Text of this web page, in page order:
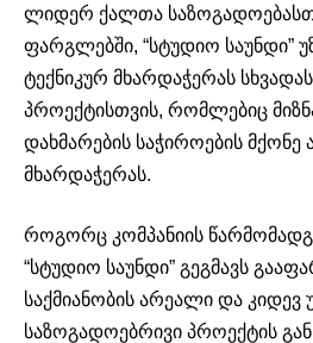
ლიდერ ქალთა
ფარგლებში, “სტუდიო საუნდი”
ტექნიკურ მხარდაჭერას
პროექტისთვის, რომლებიც
დახმარების საჭიროების მქონე
მხარდაჭერას.
როგორც კომპანიის
“სტუდიო საუნდი” გეგმავს
საქმიანობის არეალი და კიდევ
საზოგადოებრივი პროექტის